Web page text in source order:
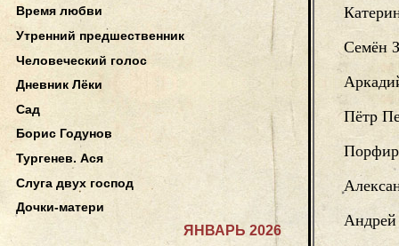
Семён
Пётр
Андрей
Время любви
Утренний предшественник
Человеческий голос
Дневник Лёки
Сад
Борис Годунов
Тургенев. Ася
Слуга двух господ
Дочки-матери
ЯНВАРЬ 2026